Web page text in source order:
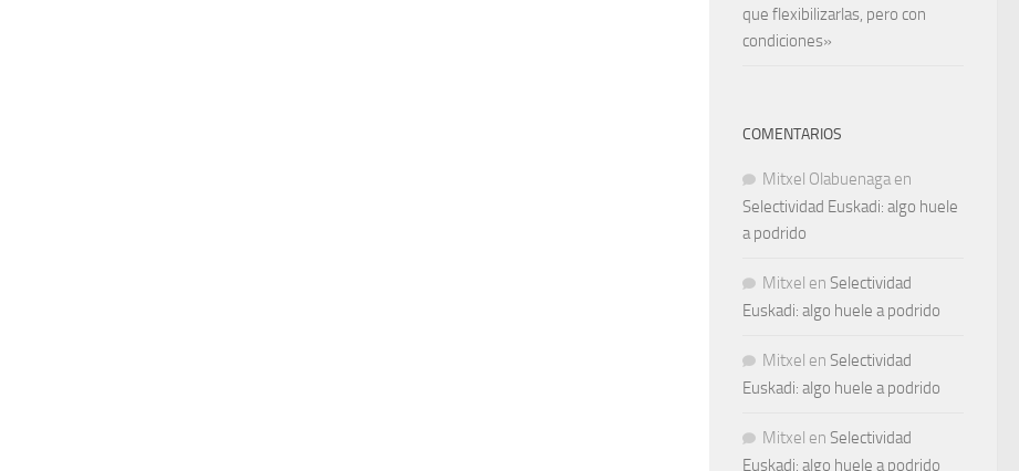
que flexibilizarlas, pero con
condiciones»
COMENTARIOS
Mitxel Olabuenaga en
Selectividad Euskadi: algo huele
a podrido
Mitxel en Selectividad
Euskadi: algo huele a podrido
Mitxel en Selectividad
Euskadi: algo huele a podrido
Mitxel en Selectividad
Euskadi: algo huele a podrido